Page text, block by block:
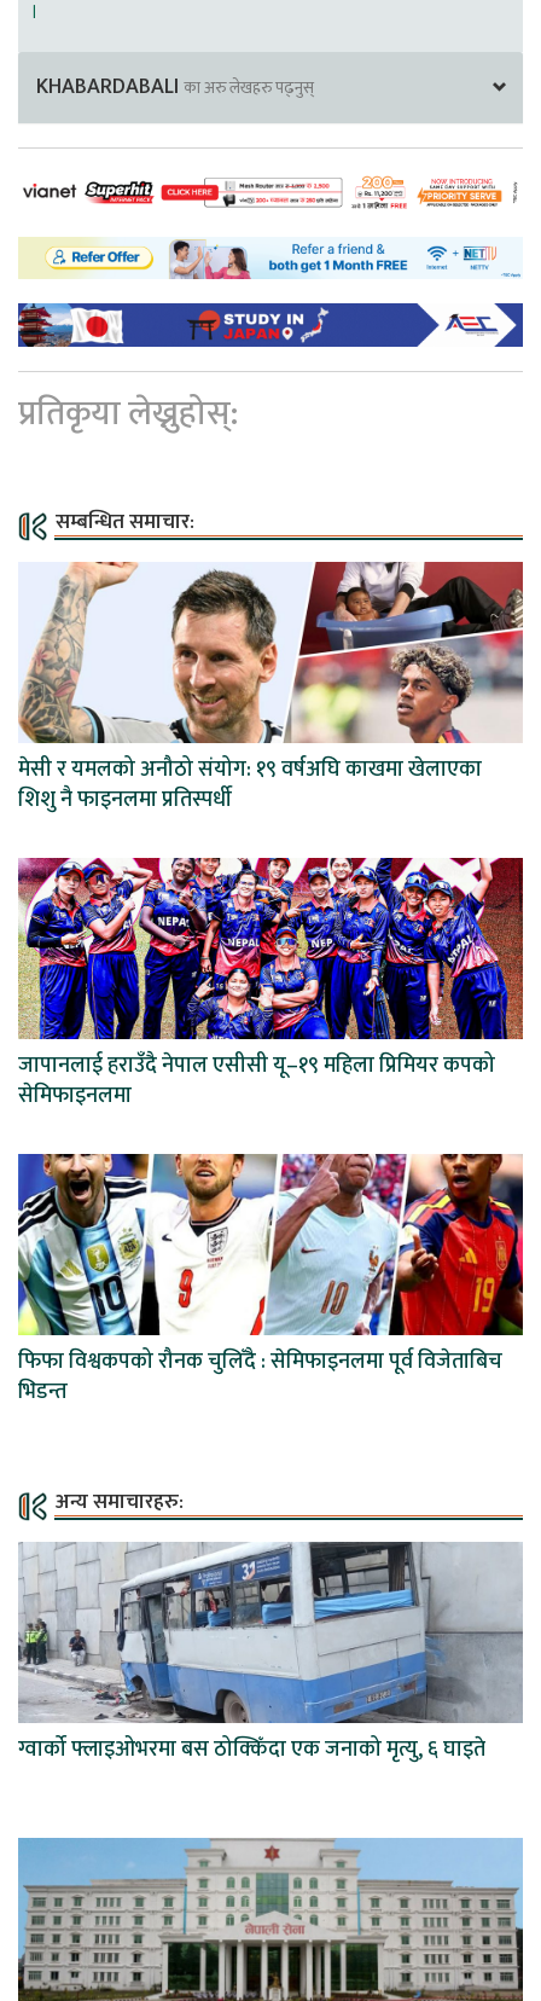
।
KHABARDABALI का अरु लेखहरु पढ्नुस्
प्रतिकृया लेख्नुहोस्:
सम्बन्धित समाचार:
मेसी र यमलको अनौठो संयोग: १९ वर्षअघि काखमा खेलाएका
शिशु नै फाइनलमा प्रतिस्पर्धी
जापानलाई हराउँदै नेपाल एसीसी यू–१९ महिला प्रिमियर कपको
सेमिफाइनलमा
फिफा विश्वकपको रौनक चुलिँदै : सेमिफाइनलमा पूर्व विजेताबिच
भिडन्त
अन्य समाचारहरु:
ग्वार्को फ्लाइओभरमा बस ठोक्किँदा एक जनाको मृत्यु, ६ घाइते